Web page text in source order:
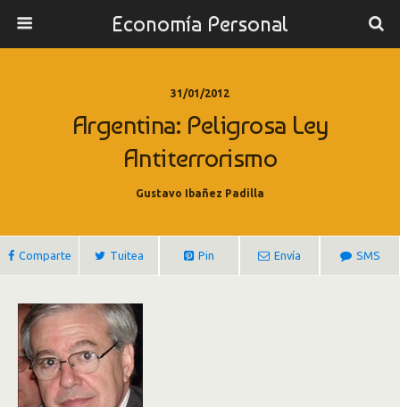
Economía Personal
31/01/2012
Argentina: Peligrosa Ley
Antiterrorismo
Gustavo Ibañez Padilla
Comparte Tuitea Pin Envía SMS